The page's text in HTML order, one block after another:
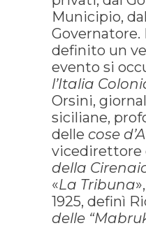
Municipio,
Governatore.
definito un
evento si
l’Italia
Orsini,
siciliane,
delle cose
vicedirettore
della
«La Tribuna
1925, definì
delle